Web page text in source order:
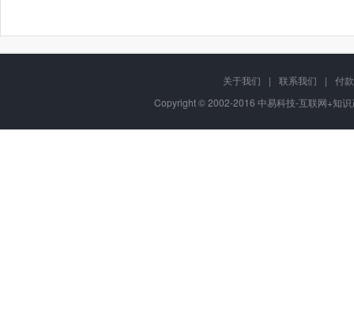
关于我们 | 联系我们 |
付
Copyright © 2002-2016 中易科技-互联网+知